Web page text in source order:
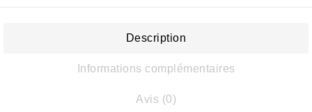
Description
Informations complémentaires
Avis (0)